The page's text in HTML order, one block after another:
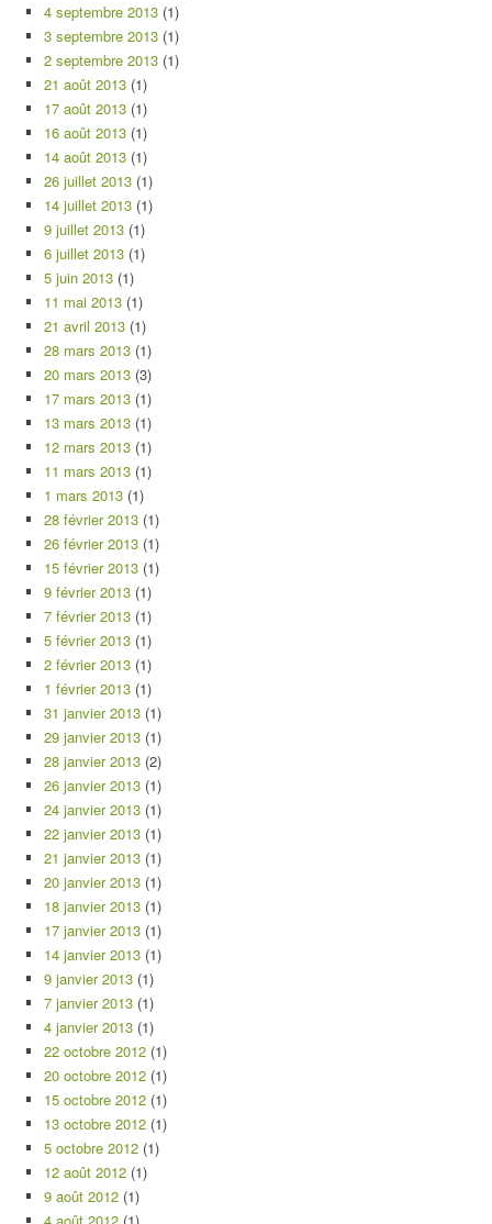
4 septembre 2013 (1)
3 septembre 2013 (1)
2 septembre 2013 (1)
21 août 2013 (1)
17 août 2013 (1)
16 août 2013 (1)
14 août 2013 (1)
26 juillet 2013 (1)
14 juillet 2013 (1)
9 juillet 2013 (1)
6 juillet 2013 (1)
5 juin 2013 (1)
11 mai 2013 (1)
21 avril 2013 (1)
28 mars 2013 (1)
20 mars 2013 (3)
17 mars 2013 (1)
13 mars 2013 (1)
12 mars 2013 (1)
11 mars 2013 (1)
1 mars 2013 (1)
28 février 2013 (1)
26 février 2013 (1)
15 février 2013 (1)
9 février 2013 (1)
7 février 2013 (1)
5 février 2013 (1)
2 février 2013 (1)
1 février 2013 (1)
31 janvier 2013 (1)
29 janvier 2013 (1)
28 janvier 2013 (2)
26 janvier 2013 (1)
24 janvier 2013 (1)
22 janvier 2013 (1)
21 janvier 2013 (1)
20 janvier 2013 (1)
18 janvier 2013 (1)
17 janvier 2013 (1)
14 janvier 2013 (1)
9 janvier 2013 (1)
7 janvier 2013 (1)
4 janvier 2013 (1)
22 octobre 2012 (1)
20 octobre 2012 (1)
15 octobre 2012 (1)
13 octobre 2012 (1)
5 octobre 2012 (1)
12 août 2012 (1)
9 août 2012 (1)